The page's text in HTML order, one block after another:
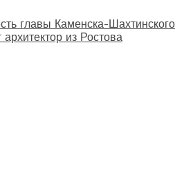
главы Каменска-Шахтинского
архитектор из Ростова